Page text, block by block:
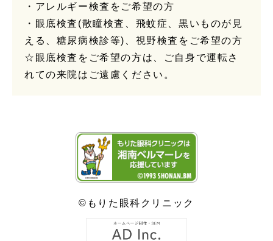
・アレルギー検査をご希望の方
・眼底検査(散瞳検査、飛蚊症、黒いものが見
える、糖尿病検診等)、視野検査をご希望の方
☆眼底検査をご希望の方は、ご自身で運転さ
れての来院はご遠慮ください。
©もりた眼科クリニック